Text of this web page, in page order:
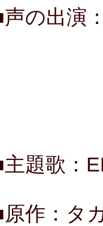
声の出演
主題歌：
原作：タ